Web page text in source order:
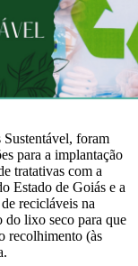
foram
para a implantação
tratativas com a
Estado de Goiás e a
recicláveis na
do lixo seco para que
recolhimento (às